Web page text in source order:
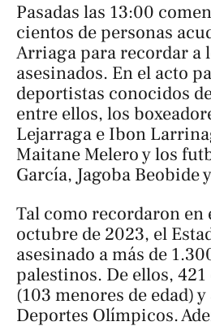
Pasadas las 13:00
cientos de personas
Arriaga para recordar a
asesinados. En el acto
deportistas conocidos
entre ellos, los
Lejarraga e Ibon
Maitane Melero y los
García, Jagoba Beobide
Tal como recordaron en
octubre de 2023, el
asesinado a más de
palestinos. De ellos,
(103 menores de edad)
Deportes Olímpicos.